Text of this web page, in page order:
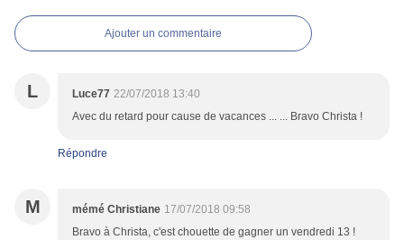
Ajouter un commentaire
L Luce77 22/07/2018 13:40
Avec du retard pour cause de vacances ... ... Bravo Christa !
Répondre
M mémé Christiane 17/07/2018 09:58
Bravo à Christa, c'est chouette de gagner un vendredi 13 !